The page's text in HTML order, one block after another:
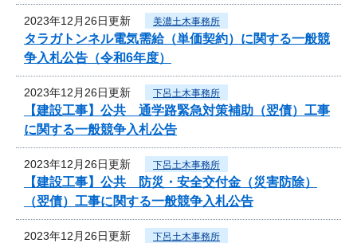
2023年12月26日更新 美濃土木事務所
タラガトンネル電気需給（単価契約）に関する一般競
争入札公告（令和6年度）
2023年12月26日更新 下呂土木事務所
【建設工事】公共 通学路緊急対策補助（翌債）工事
に関する一般競争入札公告
2023年12月26日更新 下呂土木事務所
【建設工事】公共 防災・安全交付金（災害防除）
（翌債）工事に関する一般競争入札公告
2023年12月26日更新 下呂土木事務所